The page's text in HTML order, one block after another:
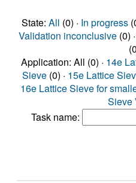
State: All (0) · In progress
Validation inconclusive(0) ·
Application: All (0) · 14e
Sieve (0) · 15e Lattice
16e Lattice Sieve for
Sieve
Task name: